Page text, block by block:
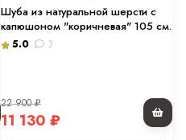
Шуба из натуральной шерсти с
капюшоном "коричневая" 105 см.
5.0 3
22 900₽
11 130 ₽